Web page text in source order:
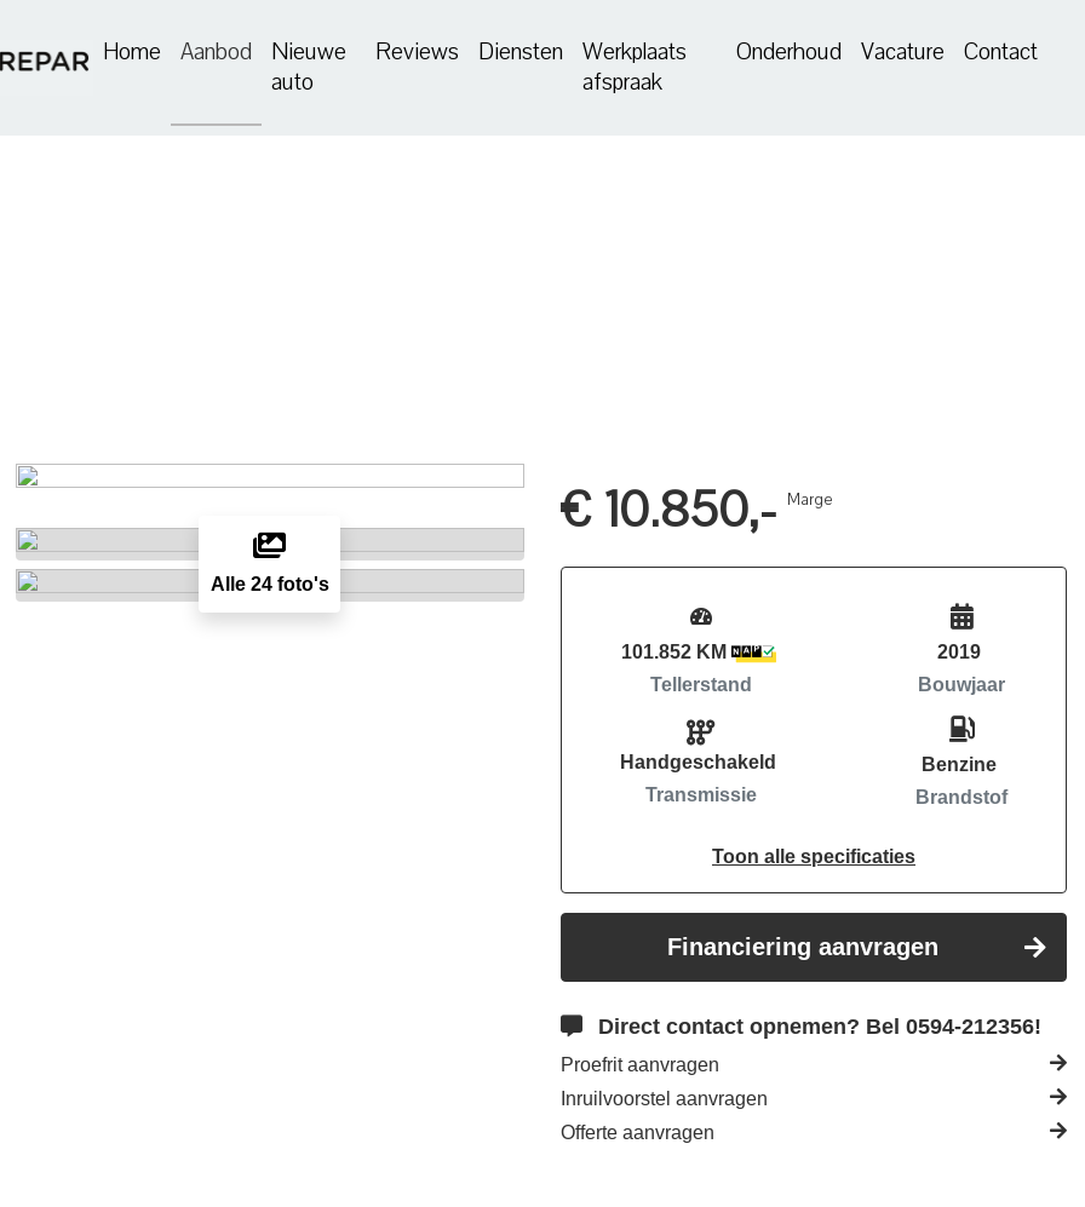
Home Aanbod
Nieuwe
auto
Reviews Diensten
Werkplaats
afspraak
Onderhoud Vacature Contact
Alle 24 foto's
€ 10.850,- Marge
101.852 KM
Tellerstand
Handgeschakeld
Transmissie
2019
Bouwjaar
Benzine
Brandstof
Toon alle specificaties
Financiering aanvragen
Direct contact opnemen? Bel 0594-212356!
Proefrit aanvragen
Inruilvoorstel aanvragen
Offerte aanvragen